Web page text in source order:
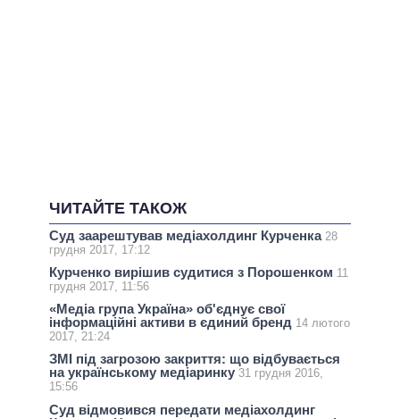
ЧИТАЙТЕ ТАКОЖ
Суд заарештував медіахолдинг Курченка 28
грудня 2017, 17:12
Курченко вирішив судитися з Порошенком 11
грудня 2017, 11:56
«Медіа група Україна» об'єднує свої
інформаційні активи в єдиний бренд 14 лютого
2017, 21:24
ЗМІ під загрозою закриття: що відбувається
на українському медіаринку 31 грудня 2016,
15:56
Суд відмовився передати медіахолдинг